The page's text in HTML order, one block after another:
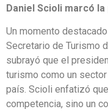
Daniel Scioli marcó
Un momento
Secretario de Turismo
subrayó que el
turismo como un
país. Scioli enfatizó
competencia, sino un